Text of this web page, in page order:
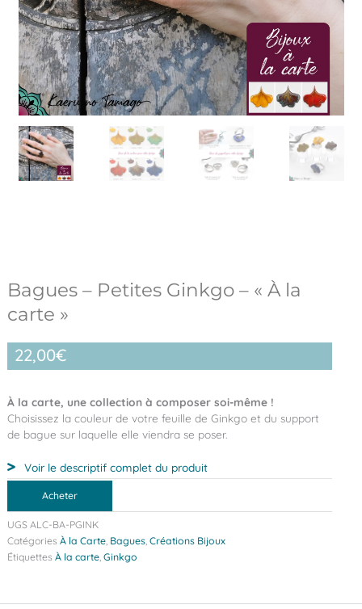
Bagues – Petites Ginkgo – « À la
carte »
22,00€
À la carte, une collection à composer soi-même !
Choisissez la couleur de votre feuille de Ginkgo et du support
de bague sur laquelle elle viendra se poser.
Voir le descriptif complet du produit
Acheter
UGS ALC-BA-PGINK
Catégories À la Carte Bagues Créations Bijoux
Étiquettes À la carte Ginkgo